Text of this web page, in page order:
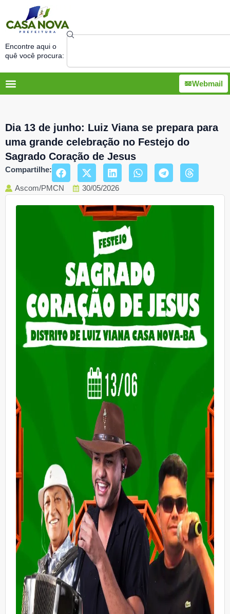
para
conteúdo
Encontre aqui o
quê você procura:
Search
Webmail
Dia 13 de junho: Luiz Viana se prepara para
uma grande celebração no Festejo do
Sagrado Coração de Jesus
Compartilhe:
Ascom/PMCN 30/05/2026